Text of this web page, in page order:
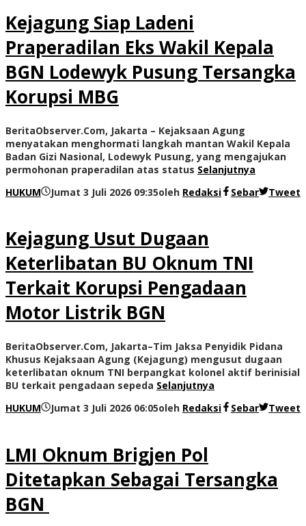
Kejagung Siap Ladeni
Praperadilan Eks Wakil Kepala
BGN Lodewyk Pusung Tersangka
Korupsi MBG
BeritaObserver.Com, Jakarta – Kejaksaan Agung
menyatakan menghormati langkah mantan Wakil Kepala
Badan Gizi Nasional, Lodewyk Pusung, yang mengajukan
permohonan praperadilan atas status Selanjutnya
HUKUM
Jumat 3 Juli 2026 09:35oleh Redaksi Sebar Tweet
Kejagung Usut Dugaan
Keterlibatan BU Oknum TNI
Terkait Korupsi Pengadaan
Motor Listrik BGN
BeritaObserver.Com, Jakarta–Tim Jaksa Penyidik Pidana
Khusus Kejaksaan Agung (Kejagung) mengusut dugaan
keterlibatan oknum TNI berpangkat kolonel aktif berinisial
BU terkait pengadaan sepeda Selanjutnya
HUKUM
Jumat 3 Juli 2026 06:05oleh Redaksi Sebar Tweet
LMI Oknum Brigjen Pol
Ditetapkan Sebagai Tersangka
BGN